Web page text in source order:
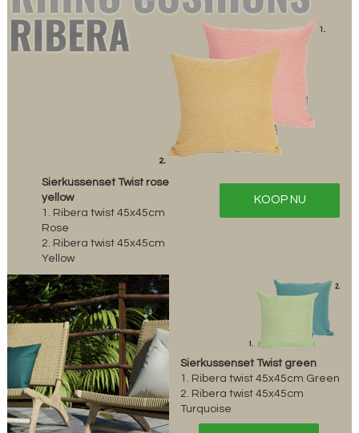
Sierkussenset Twist rose
yellow
1. Ribera twist 45x45cm
Rose
2. Ribera twist 45x45cm
Yellow
KOOP NU
Sierkussenset Twist green
1. Ribera twist 45x45cm Green
2. Ribera twist 45x45cm
Turquoise